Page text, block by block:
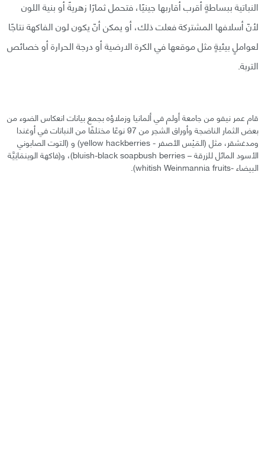
النباتية ببساطةٍ أقرب أقاربها جينيًا، فتحمل ثمارًا زهريةً أو بنية اللون
لأنّ أسلافها المشتركة فعلت ذلك، أو يمكن أنّ يكون لون الفاكهة نتاجًا
لعواملٍ بيئيةٍ مثل موقعها في الكرة الارضية أو درجة الحرارة أو خصائص
التربة.
قام عمر نيفو من جامعة أولم في ألمانيا وزملاؤه بجمع بيانات انعكاس الضوء من
بعض الثمار الناضجة وأوراق الشجر من 97 نوعًا مختلفًا من النباتات في أوغندا
ومدغشقر، مثل (المَيْس الأصفر - yellow hackberries) و (التوت الصابوني
الأسود المائل للزرقة – bluish-black soapbush berries)، و(فاكهة الوينمَانِيَّة
البيضاء -whitish Weinmannia fruits).